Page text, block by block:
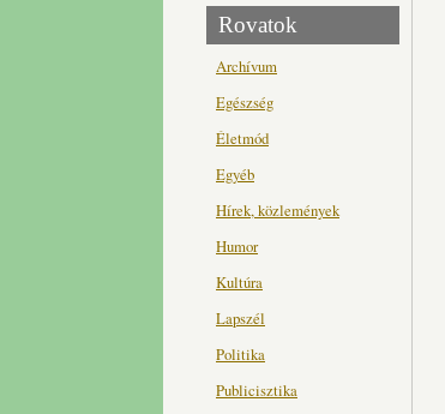
Rovatok
Archívum
Egészség
Életmód
Egyéb
Hírek, közlemények
Humor
Kultúra
Lapszél
Politika
Publicisztika